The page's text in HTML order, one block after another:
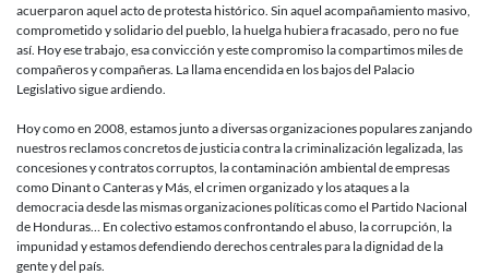
acuerparon aquel acto de protesta histórico. Sin aquel acompañamiento masivo,
comprometido y solidario del pueblo, la huelga hubiera fracasado, pero no fue
así. Hoy ese trabajo, esa convicción y este compromiso la compartimos miles de
compañeros y compañeras. La llama encendida en los bajos del Palacio
Legislativo sigue ardiendo.
Hoy como en 2008, estamos junto a diversas organizaciones populares zanjando
nuestros reclamos concretos de justicia contra la criminalización legalizada, las
concesiones y contratos corruptos, la contaminación ambiental de empresas
como Dinant o Canteras y Más, el crimen organizado y los ataques a la
democracia desde las mismas organizaciones políticas como el Partido Nacional
de Honduras… En colectivo estamos confrontando el abuso, la corrupción, la
impunidad y estamos defendiendo derechos centrales para la dignidad de la
gente y del país.